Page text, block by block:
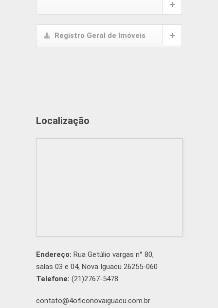
Registro Geral de Imóveis
Localização
Endereço: Rua Getúlio vargas n° 80,
salas 03 e 04, Nova Iguacu 26255-060
Telefone: (21)2767-5478
contato@4oficonovaiguacu.com.br